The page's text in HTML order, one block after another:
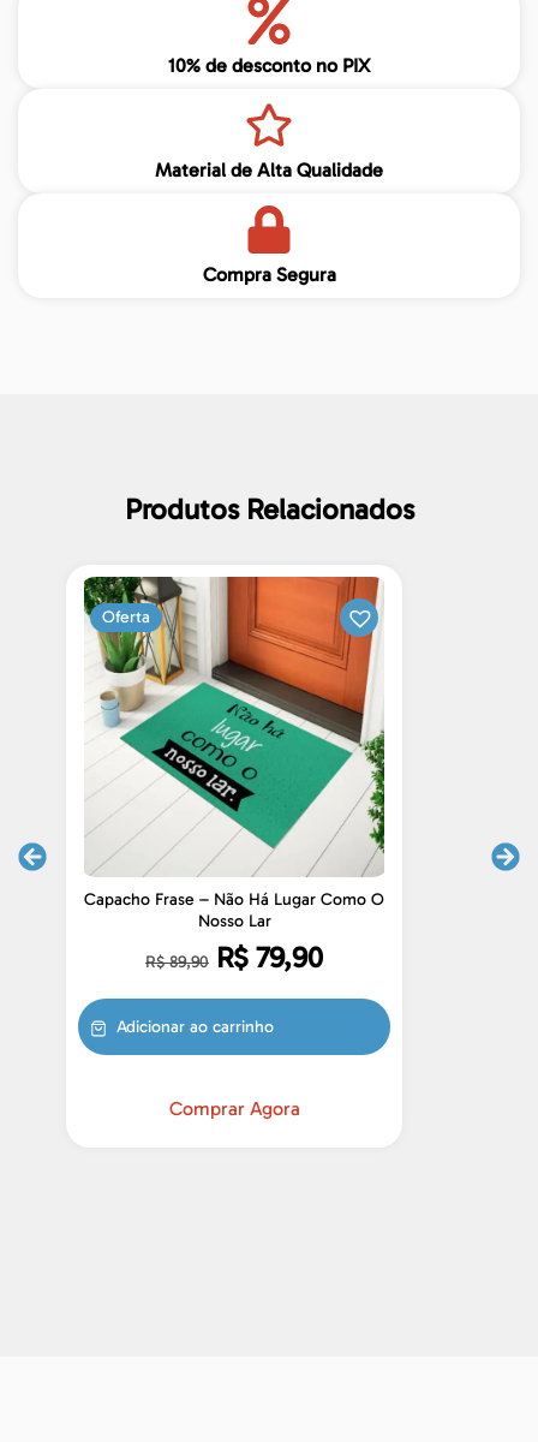
10% de desconto no PIX
Material de Alta Qualidade
Compra Segura
Produtos Relacionados
Oferta
Capacho Frase – Não Há Lugar Como O
Nosso Lar
R$89,90 R$ 79,90
Adicionar ao carrinho
Comprar Agora